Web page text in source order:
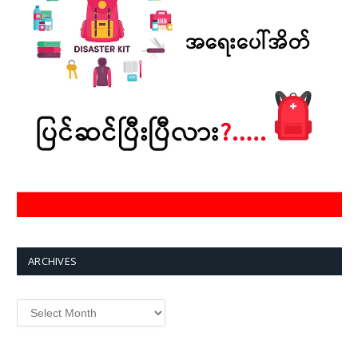
ARCHIVES
Archives